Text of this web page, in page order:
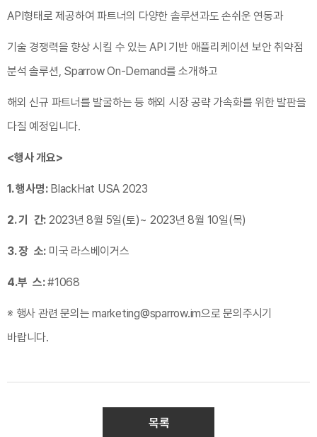
API형태로 제공하여 파트너의 다양한 솔루션과도 손쉬운 연동과
기술 경쟁력을 향상 시킬 수 있는 API 기반 애플리케이션 보안 취약점
분석 솔루션, Sparrow On-Demand를 소개하고
해외 신규 파트너를 발굴하는 등 해외 시장 공략 가속화를 위한 발판을
다질 예정입니다.
<행사개요>
1. 행사명: BlackHat USA 2023
2. 기 간: 2023년 8월 5일(토)~ 2023년 8월 10일(목)
3. 장 소: 미국 라스베이거스
4.부 스:#1068
※ 행사 관련 문의는 marketing@sparrow.im으로 문의주시기
바랍니다.
목록